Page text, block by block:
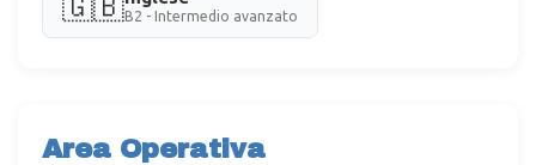
B2 - Intermedio avanzato
Area Operativa